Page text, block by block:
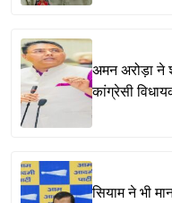
अमन अरोड़ा ने
कांग्रेसी
सियाम ने भी